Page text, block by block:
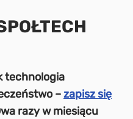
technologia
–zapisz się
razy w miesiącu